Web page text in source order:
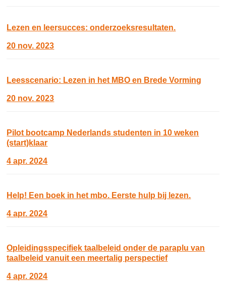
Lezen en leersucces: onderzoeksresultaten.
20 nov. 2023
Leesscenario: Lezen in het MBO en Brede Vorming
20 nov. 2023
Pilot bootcamp Nederlands studenten in 10 weken
(start)klaar
4 apr. 2024
Help! Een boek in het mbo. Eerste hulp bij lezen.
4 apr. 2024
Opleidingsspecifiek taalbeleid onder de paraplu van
taalbeleid vanuit een meertalig perspectief
4 apr. 2024